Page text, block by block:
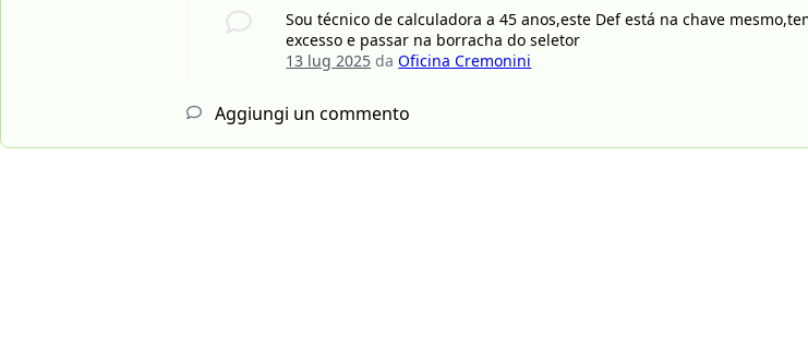
Sou técnico de calculadora a 45 anos,este Def está na chave
excesso e passar na borracha do seletor
13 lug 2025 daOficina Cremonini
Aggiungi un commento